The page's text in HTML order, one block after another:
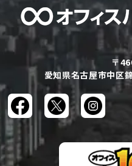
〒
愛知県名古屋市中区